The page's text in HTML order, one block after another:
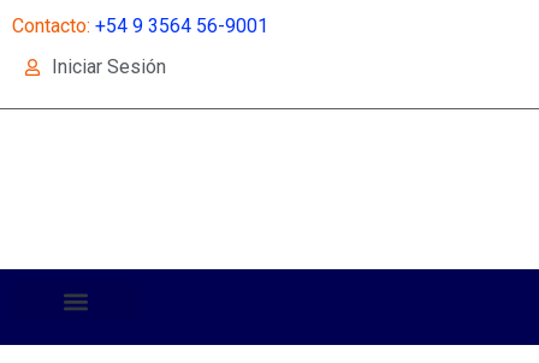
Contacto: +54 9 3564 56-9001
Iniciar Sesión